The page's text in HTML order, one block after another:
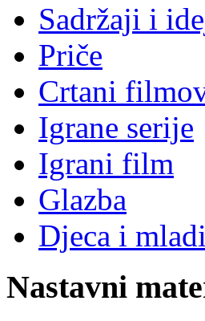
Sadržaji i
Priče
Crtani
Igrane serije
Igrani film
Glazba
Djeca i mladi
Nastavni